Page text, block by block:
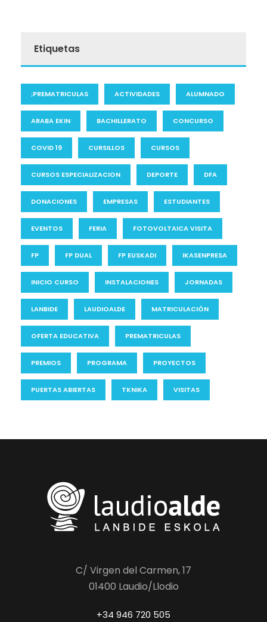
Etiquetas
;PREMATRICULAS ACTIVIDADES ALUMNADO
ARABA EKIN BACHILLERATO CONCURSO
COVID 19 CURSILLOS CURSOS
CURSOS ESPECIALIZACION DEPORTE DFA
DONACIONES EMPRESAS ESTUDIANTES
EVENTOS FERIA FOTOVOLTAICA VISITA
FP FP DUAL FP EUSKADI IKASENPRESA
INICIO CURSO INSTALACIONES JORNADAS
LANBIDE LAUDIOALDE MATRICULACIÓN
OFERTA EDUCATIVA PREMATRICULAS
PREMIOS PROGRAMA PROYECTOS
PUERTAS ABIERTAS TKNIKA VISITAS
C/ Virgen del Carmen, 17
01400 Laudio/Llodio
+34 946 720 505